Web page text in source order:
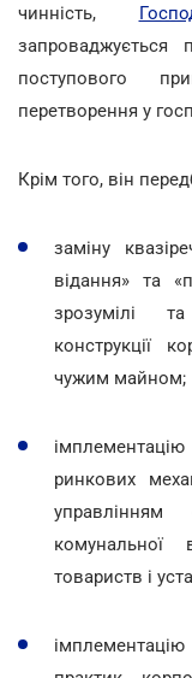
чинність,
поступового
перетворення у
Крім того, він
заміну
відання» та
зрозумілі
конструкції
чужим майном;
ринкових
комунальної
товариств і